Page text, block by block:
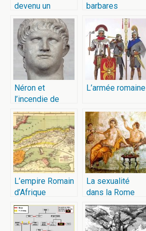
devenu un
empire
barbares
Néron et
l’incendie de
Rome
L’armée romaine
L’empire Romain
d’Afrique
La sexualité
dans la Rome
antique